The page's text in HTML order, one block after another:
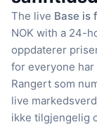
The live Base is
NOK with a 24-
oppdaterer
for everyone har
Rangert som
live
ikke tilgjengelig